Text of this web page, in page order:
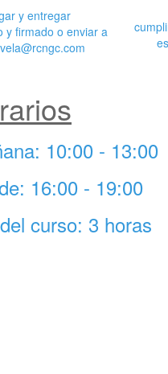
y entregar
y firmado o enviar a
10:00 - 13:00
16:00 - 19:00
curso: 3 horas